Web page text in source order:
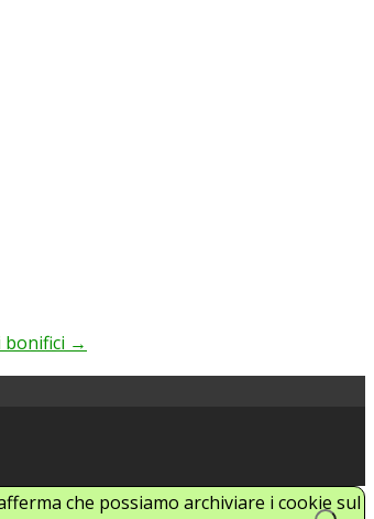
bonifici →
che possiamo archiviare i cookie sul